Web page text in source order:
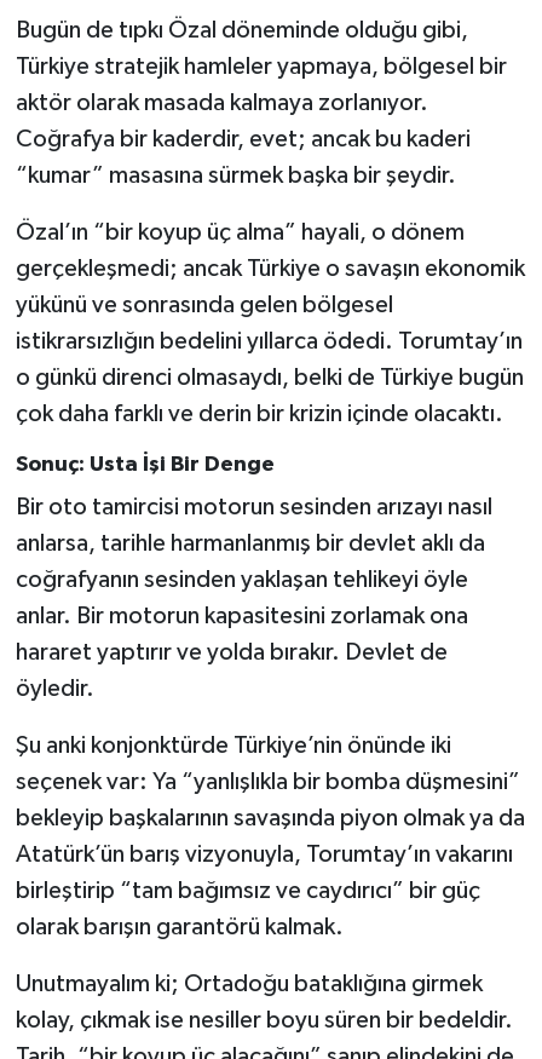
Bugün de tıpkı Özal döneminde olduğu gibi,
Türkiye stratejik hamleler yapmaya, bölgesel bir
aktör olarak masada kalmaya zorlanıyor.
Coğrafya bir kaderdir, evet; ancak bu kaderi
“kumar” masasına sürmek başka bir şeydir.
Özal’ın “bir koyup üç alma” hayali, o dönem
gerçekleşmedi; ancak Türkiye o savaşın ekonomik
yükünü ve sonrasında gelen bölgesel
istikrarsızlığın bedelini yıllarca ödedi. Torumtay’ın
o günkü direnci olmasaydı, belki de Türkiye bugün
çok daha farklı ve derin bir krizin içinde olacaktı.
Sonuç: Usta İşi Bir Denge
Bir oto tamircisi motorun sesinden arızayı nasıl
anlarsa, tarihle harmanlanmış bir devlet aklı da
coğrafyanın sesinden yaklaşan tehlikeyi öyle
anlar. Bir motorun kapasitesini zorlamak ona
hararet yaptırır ve yolda bırakır. Devlet de
öyledir.
Şu anki konjonktürde Türkiye’nin önünde iki
seçenek var: Ya “yanlışlıkla bir bomba düşmesini”
bekleyip başkalarının savaşında piyon olmak ya da
Atatürk’ün barış vizyonuyla, Torumtay’ın vakarını
birleştirip “tam bağımsız ve caydırıcı” bir güç
olarak barışın garantörü kalmak.
Unutmayalım ki; Ortadoğu bataklığına girmek
kolay, çıkmak ise nesiller boyu süren bir bedeldir.